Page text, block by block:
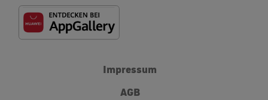
Impressum
AGB